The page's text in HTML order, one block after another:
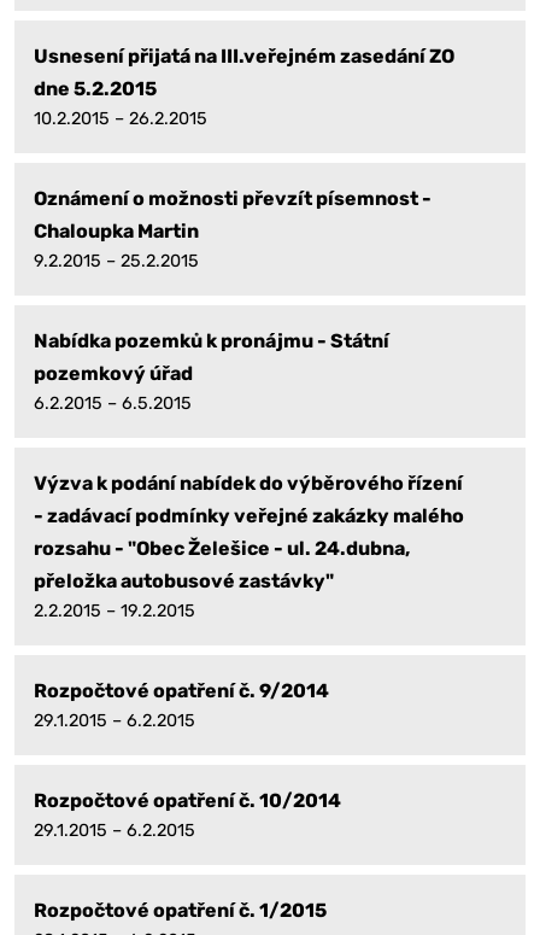
Usnesení přijatá na III.veřejném zasedání ZO
dne 5.2.2015
10.2.2015 – 26.2.2015
Oznámení o možnosti převzít písemnost -
Chaloupka Martin
9.2.2015 – 25.2.2015
Nabídka pozemků k pronájmu - Státní
pozemkový úřad
6.2.2015 – 6.5.2015
Výzva k podání nabídek do výběrového řízení
- zadávací podmínky veřejné zakázky malého
rozsahu - "Obec Želešice - ul. 24.dubna,
přeložka autobusové zastávky"
2.2.2015 – 19.2.2015
Rozpočtové opatření č. 9/2014
29.1.2015 – 6.2.2015
Rozpočtové opatření č. 10/2014
29.1.2015 – 6.2.2015
Rozpočtové opatření č. 1/2015